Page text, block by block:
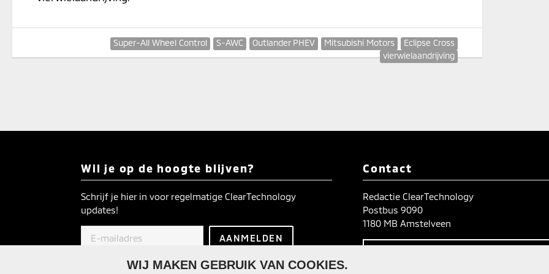
Eclipse Cross
Mitsubishi Motors
Outlander PHEV
S-AWC
Super-All Wheel Control
vierwielaandrijving
Wil je op de hoogte blijven?
Schrijf je hier in voor regelmatige ClearTechnology
updates!
kan op elk moment.
Contact
Redactie ClearTechnology
Postbus 9090
1180 MB Amstelveen
WIJ MAKEN GEBRUIK VAN COOKIES.